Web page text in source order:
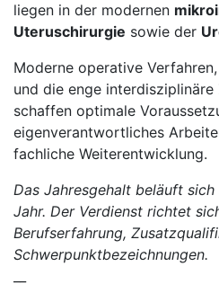
liegen in der modernen
Uteruschirurgie sowie der
Moderne operative
und die enge interdisziplinäre
schaffen optimale
eigenverantwortliches
fachliche Weiterentwicklung.
Das Jahresgehalt beläuft
Jahr. Der Verdienst richtet
Berufserfahrung,
Schwerpunktbezeichnungen.